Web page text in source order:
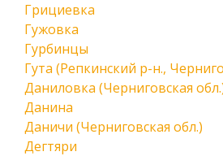
Грициевка
Гужовка
Гурбинцы
Гута (Репкинский р-н.,
Даниловка (Черниговская
Данина
Даничи (Черниговская обл.)
Дегтяри